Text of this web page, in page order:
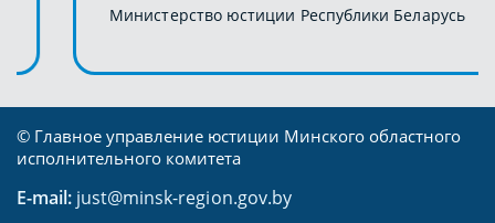
Министерство юстиции Республики Беларусь
© Главное управление юстиции Минского областного
исполнительного комитета
E-mail: just@minsk-region.gov.by